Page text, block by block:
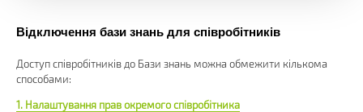
Відключення бази знань для співробітників
Доступ співробітників до Бази знань можна обмежити кількома
способами:
1. Налаштування прав окремого співробітника